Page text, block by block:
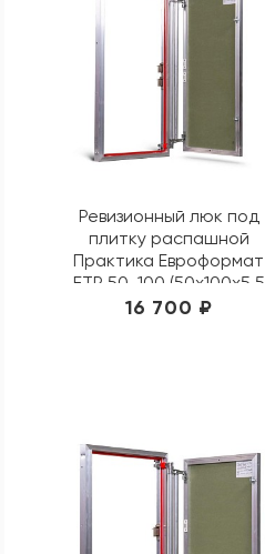
Ревизионный люк под
плитку распашной
Практика Евроформат
ЕТР 50-100 (50х100х5,5
см)
16 700 ₽